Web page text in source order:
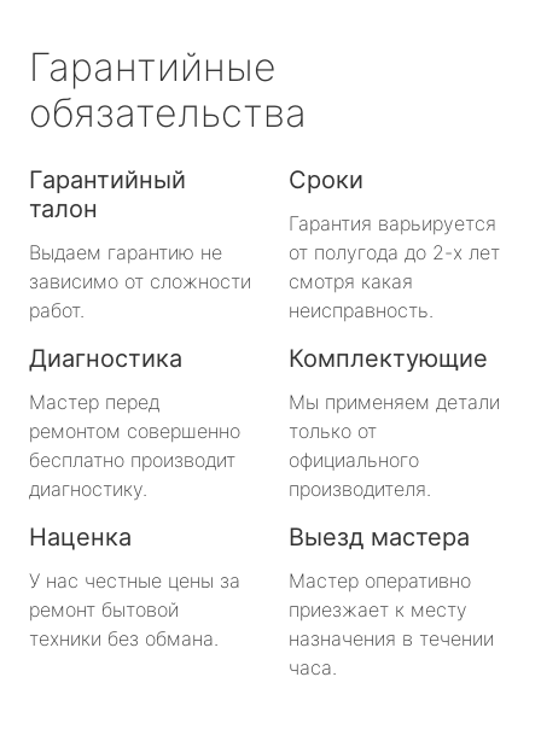
Гарантийные
обязательства
Гарантийный
талон
Выдаем гарантию не
зависимо от сложности
работ.
Сроки
Гарантия варьируется
от полугода до 2-х лет
смотря какая
неисправность.
Диагностика
Мастер перед
ремонтом совершенно
бесплатно производит
диагностику.
Комплектующие
Мы применяем детали
только от
официального
производителя.
Наценка
У нас честные цены за
ремонт бытовой
техники без обмана.
Выезд мастера
Мастер оперативно
приезжает к месту
назначения в течении
часа.